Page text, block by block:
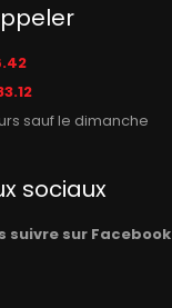
sauf le dimanche
sociaux
suivre sur Facebook